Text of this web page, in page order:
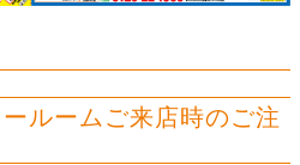
ルームご来店時のご注